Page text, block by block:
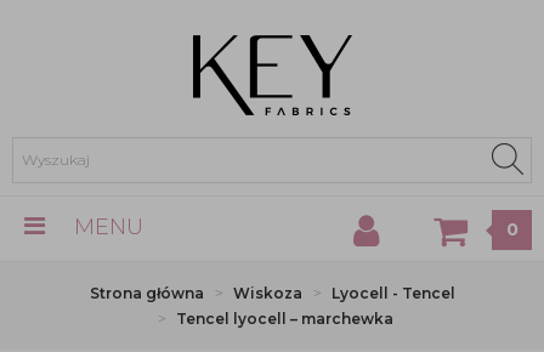
MENU 0
Strona główna Wiskoza
Lyocell - Tencel
Tencel lyocell – marchewka